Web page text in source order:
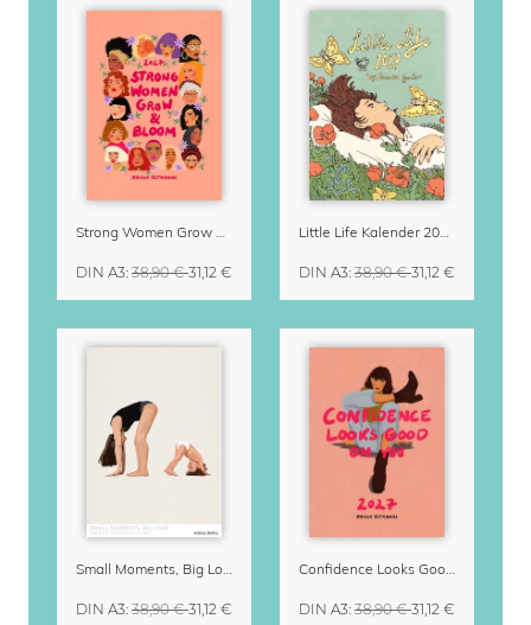
Strong Women Grow & Bloom Kalender 2027
DIN A3: 38,90 €31,12 €
Little Life Kalender 2027 von Simone Goder
DIN A3: 38,90 €31,12 €
Small Moments, Big Love – Mutterschaftskalender von Giselle Dekel
DIN A3: 38,90 €31,12 €
Confidence Looks Good On You Kalender 2027
DIN A3: 38,90 €31,12 €